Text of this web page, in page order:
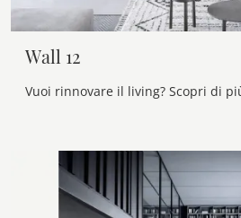
Wall 12